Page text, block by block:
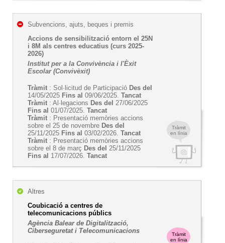
Tràmit
en línia
Subvencions, ajuts, beques i premis
Accions de sensibilització entorn el 25N
i 8M als centres educatius (curs 2025-
2026)
Institut per a la Convivència i l'Èxit
Escolar (Convivèxit)
Tràmit : Sol·licitud de Participació Des del
14/05/2025 Fins al 09/06/2025. Tancat
Tràmit : Al·legacions Des del 27/06/2025
Fins al 01/07/2025. Tancat
Tràmit : Presentació memòries accions
sobre el 25 de novembre Des del
25/11/2025 Fins al 03/02/2026. Tancat
Tràmit : Presentació memòries accions
sobre el 8 de març Des del 25/11/2025
Fins al 17/07/2026. Tancat
Tràmit
en línia
Altres
Coubicació a centres de
telecomunicacions públics
Agència Balear de Digitalització,
Ciberseguretat i Telecomunicacions